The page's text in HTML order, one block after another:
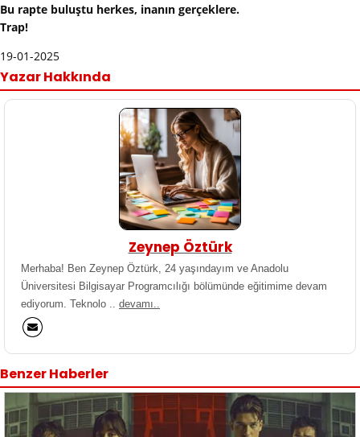
Bu rapte buluştu herkes, inanın gerçeklere.
Trap!
19-01-2025
Yazar Hakkında
Zeynep Öztürk
Merhaba! Ben Zeynep Öztürk, 24 yaşındayım ve Anadolu
Üniversitesi Bilgisayar Programcılığı bölümünde eğitimime devam
ediyorum. Teknolo .. devamı..
Benzer Haberler